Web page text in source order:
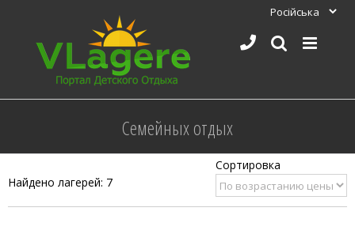
content
Семейных отдых
Найдено лагерей: 7